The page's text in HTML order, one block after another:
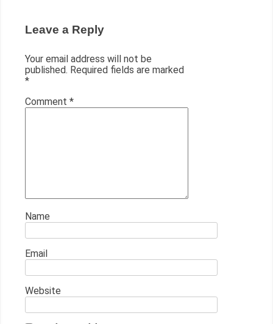
Leave a Reply
Your email address will not be
published. Required fields are marked
*
Comment *
Name
Email
Website